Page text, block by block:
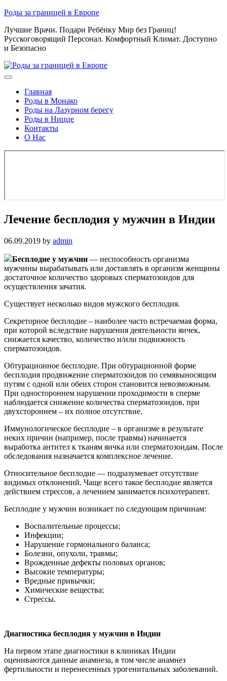
Skip
content
Роды за границей в Европе
Лучшие Врачи. Подари Ребёнку Мир без Границ!
Русскоговорящий Персонал. Комфортный Климат. Доступно
и Безопасно
Главная
Роды в Монако
Роды на Лазурном берегу
Роды в Ницце
Контакты
О Нас
Лечение бесплодия у мужчин в Индии
06.09.2019 by admin
Бесплодие у мужчин — неспособность организма
мужчины вырабатывать или доставлять в организм женщины
достаточное количество здоровых сперматозоидов для
осуществления зачатия.
Существует несколько видов мужского бесплодия.
Секреторное бесплодие – наиболее часто встречаемая форма,
при которой вследствие нарушения деятельности яичек,
снижается качество, количество и/или подвижность
сперматозоидов.
Обтурационное бесплодие. При обтурационной форме
бесплодия продвижение сперматозоидов по семявыносящим
путям с одной или обеих сторон становится невозможным.
При одностороннем нарушении проходимости в сперме
наблюдается снижение количества сперматозоидов, при
двухстороннем – их полное отсутствие.
Иммунологическое бесплодие – в организме в результате
неких причин (например, после травмы) начинается
выработка антител к тканям яичка или сперматозоидам. После
обследования назначается комплексное лечение.
Относительное бесплодие — подразумевает отсутствие
видимых отклонений. Чаще всего такое бесплодие является
действием стрессов, а лечением занимается психотерапевт.
Бесплодие у мужчин возникает по следующим причинам:
Воспалительные процессы;
Инфекции;
Нарушение гормонального баланса;
Болезни, опухоли, травмы;
Врожденные дефекты половых органов;
Высокие температуры;
Вредные привычки;
Химические вещества;
Стрессы.
Диагностика бесплодия у мужчин в Индии
На первом этапе диагностики в клиниках Индии
оцениваются данные анамнеза, в том числе анамнез
фертильности и перенесенных урогенитальных заболеваний.